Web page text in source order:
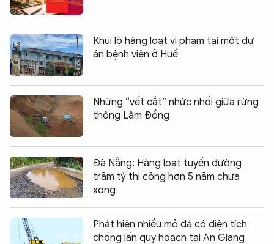
Khui lộ hàng loạt vi phạm tại một dự
án bệnh viện ở Huế
Những “vết cắt” nhức nhối giữa rừng
thông Lâm Đồng
Đà Nẵng: Hàng loạt tuyến đường
trăm tỷ thi công hơn 5 năm chưa
xong
Phát hiện nhiều mỏ đá có diện tích
chồng lấn quy hoạch tại An Giang